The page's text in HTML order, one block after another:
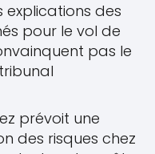
explications des
pour le vol de
pas le
tribunal
prévoit une
des risques chez